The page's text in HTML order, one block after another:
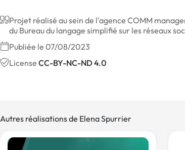
Projet réalisé au sein de l'agence COMM
du Bureau du langage simplifié sur les réseaux
Publiée le 07/08/2023
License CC-BY-NC-ND 4.0
Autres réalisations de Elena Spurrier